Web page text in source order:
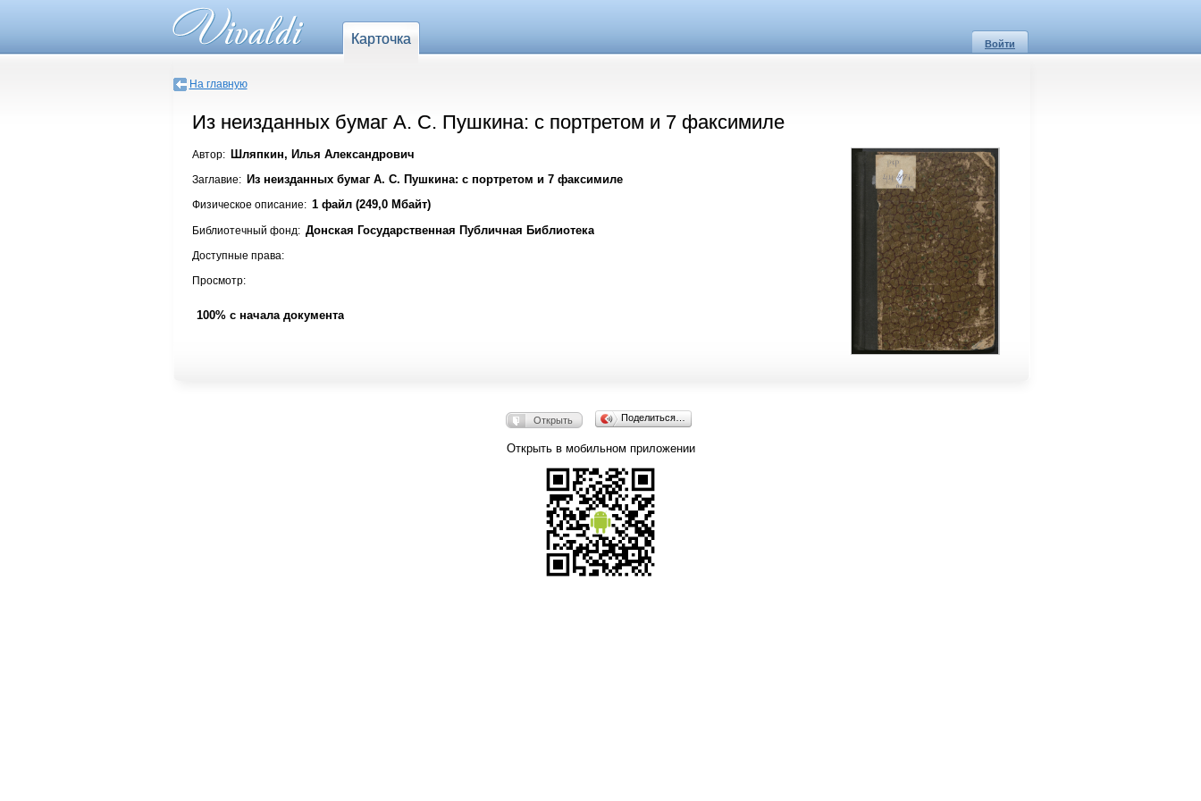
Карточка Войти
На главную
Из неизданных бумаг А. С. Пушкина: с портретом и 7 факсимиле
Автор: Шляпкин, Илья Александрович
Заглавие: Из неизданных бумаг А. С. Пушкина: с портретом и 7 факсимиле
Физическое описание: 1 файл (249,0 Мбайт)
Библиотечный фонд: Донская Государственная Публичная Библиотека
Доступные права:
Просмотр:
100% с начала документа
Открыть Поделиться…
Открыть в мобильном приложении